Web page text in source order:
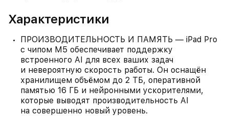
Характеристики
ПРОИЗВОДИТЕЛЬНОСТЬ И ПАМЯТЬ — iPad Pro
с чипом M5 обеспечивает поддержку
встроенного AI для всех ваших задач
и невероятную скорость работы. Он оснащён
хранилищем объёмом до 2 ТБ, оперативной
памятью 16 ГБ и нейронными ускорителями,
которые выводят производительность AI
на совершенно новый уровень.